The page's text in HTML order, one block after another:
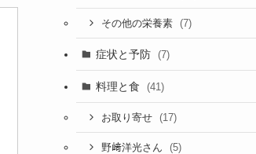
その他の栄養素 (7)
症状と予防 (7)
料理と食 (41)
お取り寄せ (17)
野﨑洋光さん (5)